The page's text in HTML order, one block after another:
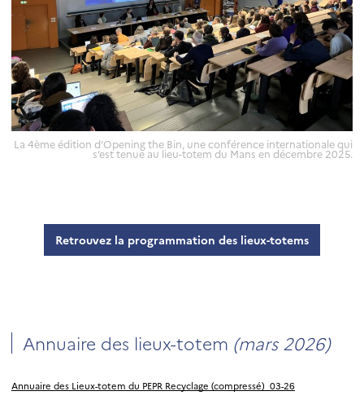
La 4ème édition d’Opening the Bin, une conférence internationale qui
s’est tenue au lieu-totem du Mans en décembre 2025.
Retrouvez la programmation des lieux-totems
Annuaire des lieux-totem (mars 2026)
Annuaire des Lieux-totem du PEPR Recyclage (compressé)_03-26